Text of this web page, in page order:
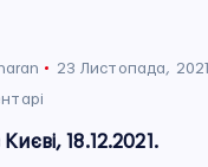
23 Листопада, 2021
18.12.2021.